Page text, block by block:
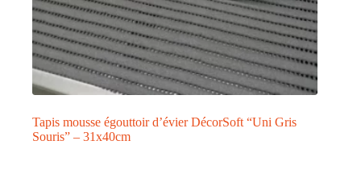
Tapis mousse égouttoir d’évier DécorSoft “Uni Gris
Souris” – 31x40cm